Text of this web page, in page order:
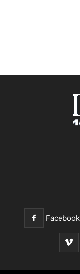
Facebook